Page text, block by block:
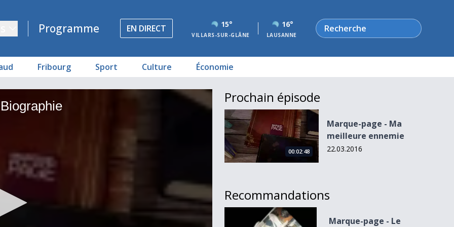
Programme EN DIRECT 15°
VILLARS-SUR-GLÂNE
16°
LAUSANNE
Rechercher
Fribourg Sport Culture Économie
Prochain épisode
Marque-page - Ma meilleure ennemie
00:02:48
Marque-page - Ma
meilleure ennemie
22.03.2016
Recommandations
Marque-page - Le voyageur de papier
Marque-page - Le